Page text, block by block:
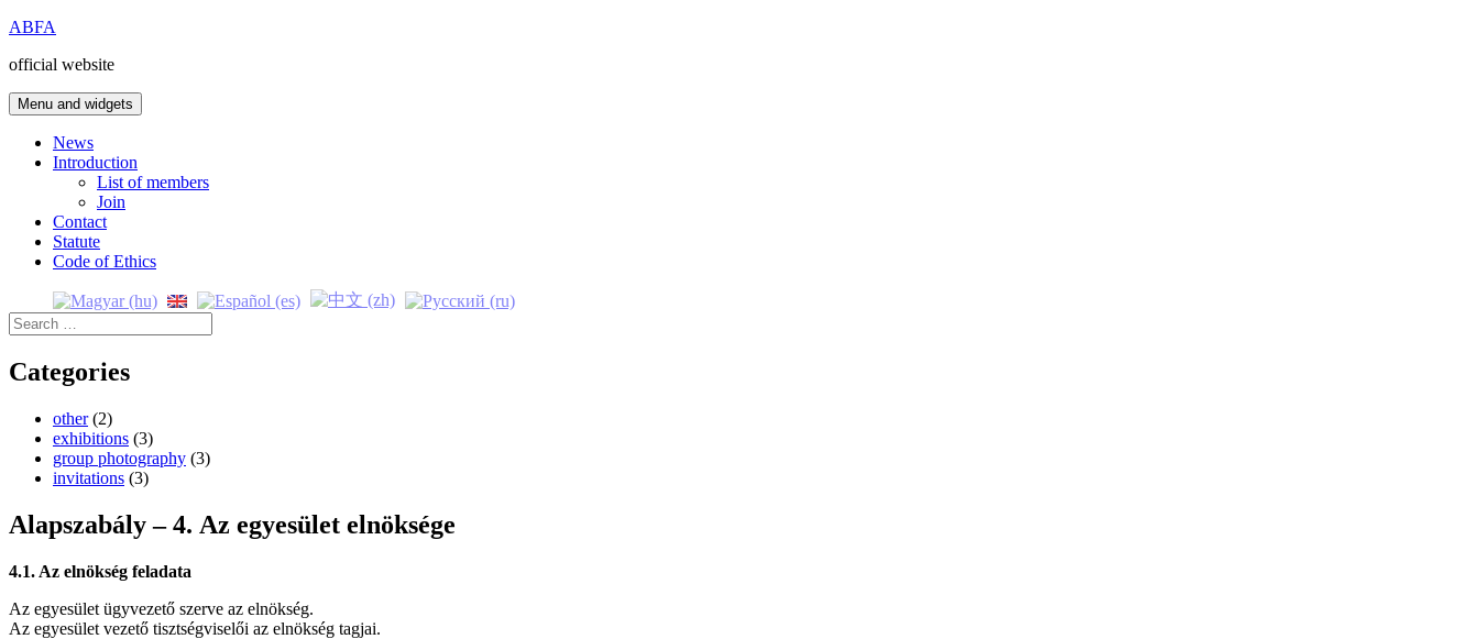
Skip
content
ABFA
official website
Menu and widgets
News
Introduction
List of members
Join
Contact
Statute
Code of Ethics
Search
for:
Categories
other(2)
exhibitions (3)
group photography (3)
invitations (3)
Alapszabály – 4. Az egyesület elnöksége
4.1. Az elnökség feladata
Az egyesület ügyvezető szerve az elnökség.
Az egyesület vezető tisztségviselői az elnökség tagjai.